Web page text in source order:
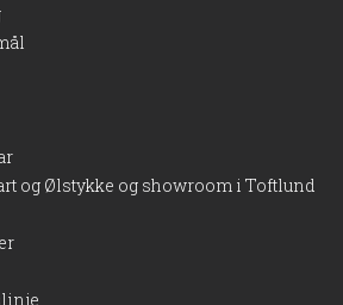
og Ølstykke og showroom i Toftlund